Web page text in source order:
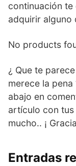
continuación te
adquirir alguno
No products
¿ Que te
merece la
abajo en
artículo con tus
mucho.. ¡
Entradas